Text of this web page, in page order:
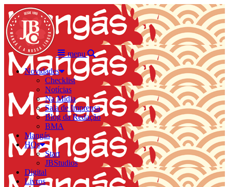
menu
Novidades
Checklist
Notícias
Na Mídia
Sala de Imprensa
Blog da Redação
BMA
Mangás
HQs
Start
JBStudios
Digital
Livros